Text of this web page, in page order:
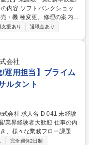
・機 種変更、修理の案内、
のPOP作成など 、接客や
ます。また、先輩がマンツ
【業界でも最高レベルの待
施、月額最高8万円の資格
照）、努力次第でキャリア
支援あり 退職金あり
会社
運用担当】プライム
ルタント
未経験
験者大歓迎 仕事の内
、様々な業務フロー課題を
、運用管理、業務推進・改
完全週休2日制